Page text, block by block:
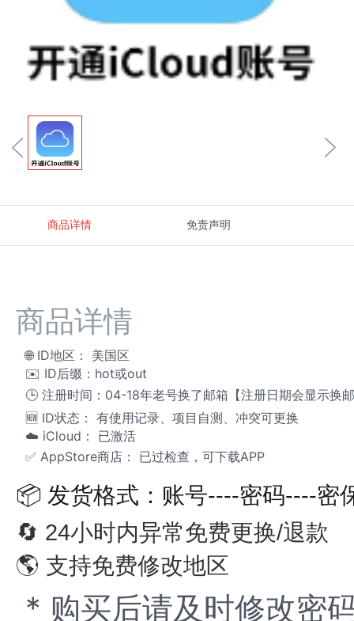
商品详情 免责声明
商品详情
🌐 ID地区： 美国区
✉️ ID后缀：hot或out
🕒 注册时间： 04-18年老号换了邮箱【注册日期会显示换
🆕 ID状态： 有使用记录、项目自测 、冲突可更换
☁️ iCloud：
已激活
✅ AppStore商店： 已过检查，可下载APP
📦 发货格式：账号----密码----密
🔄 24小时内异常免费更换/退款
🌎 支持免费修改地区
* 购买后请及时修改密